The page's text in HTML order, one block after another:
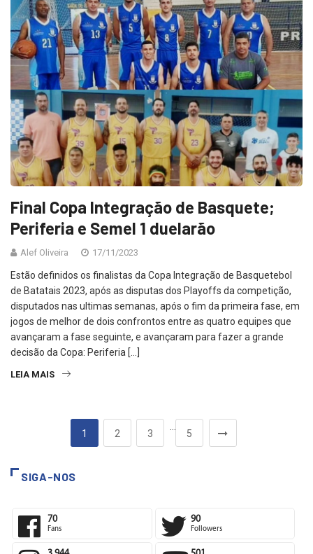
Final Copa Integração de Basquete;
Periferia e Semel 1 duelarão
Alef Oliveira 17/11/2023
Estão definidos os finalistas da Copa Integração de Basquetebol
de Batatais 2023, após as disputas dos Playoffs da competição,
disputados nas ultimas semanas, após o fim da primeira fase, em
jogos de melhor de dois confrontos entre as quatro equipes que
avançaram a fase seguinte, e avançaram para fazer a grande
decisão da Copa: Periferia […]
LEIA MAIS
1 2 3
…
5
SIGA-NOS
70 90